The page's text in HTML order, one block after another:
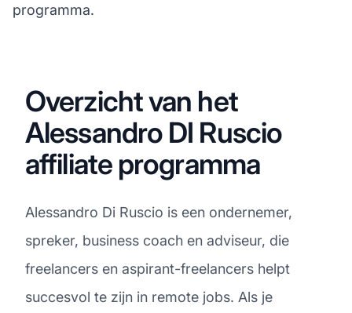
programma.
Overzicht van het
Alessandro DI Ruscio
affiliate programma
Alessandro Di Ruscio is een ondernemer,
spreker, business coach en adviseur, die
freelancers en aspirant-freelancers helpt
succesvol te zijn in remote jobs. Als je